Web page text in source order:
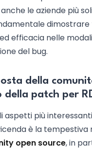
le aziende più
dimostrare
efficacia nelle
del bug.
della
della patch per
aspetti più
è la tempestiva
open source, in